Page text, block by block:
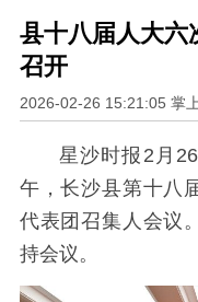
县十八届人大六
召开
2026-02-26 15:21:05 掌
星沙时报2月
午，长沙县第十八
代表团召集人会议
持会议。